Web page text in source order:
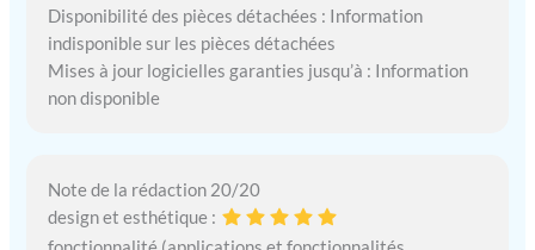
Disponibilité des pièces détachées : Information
indisponible sur les pièces détachées
Mises à jour logicielles garanties jusqu’à : Information
non disponible
Note de la rédaction 20/20
design et esthétique :